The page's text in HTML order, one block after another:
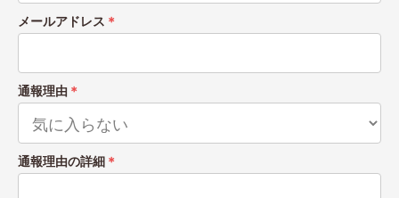
メールアドレス ＊
通報理由 ＊
通報理由の詳細 ＊